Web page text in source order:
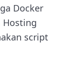
Docker
Hosting
script